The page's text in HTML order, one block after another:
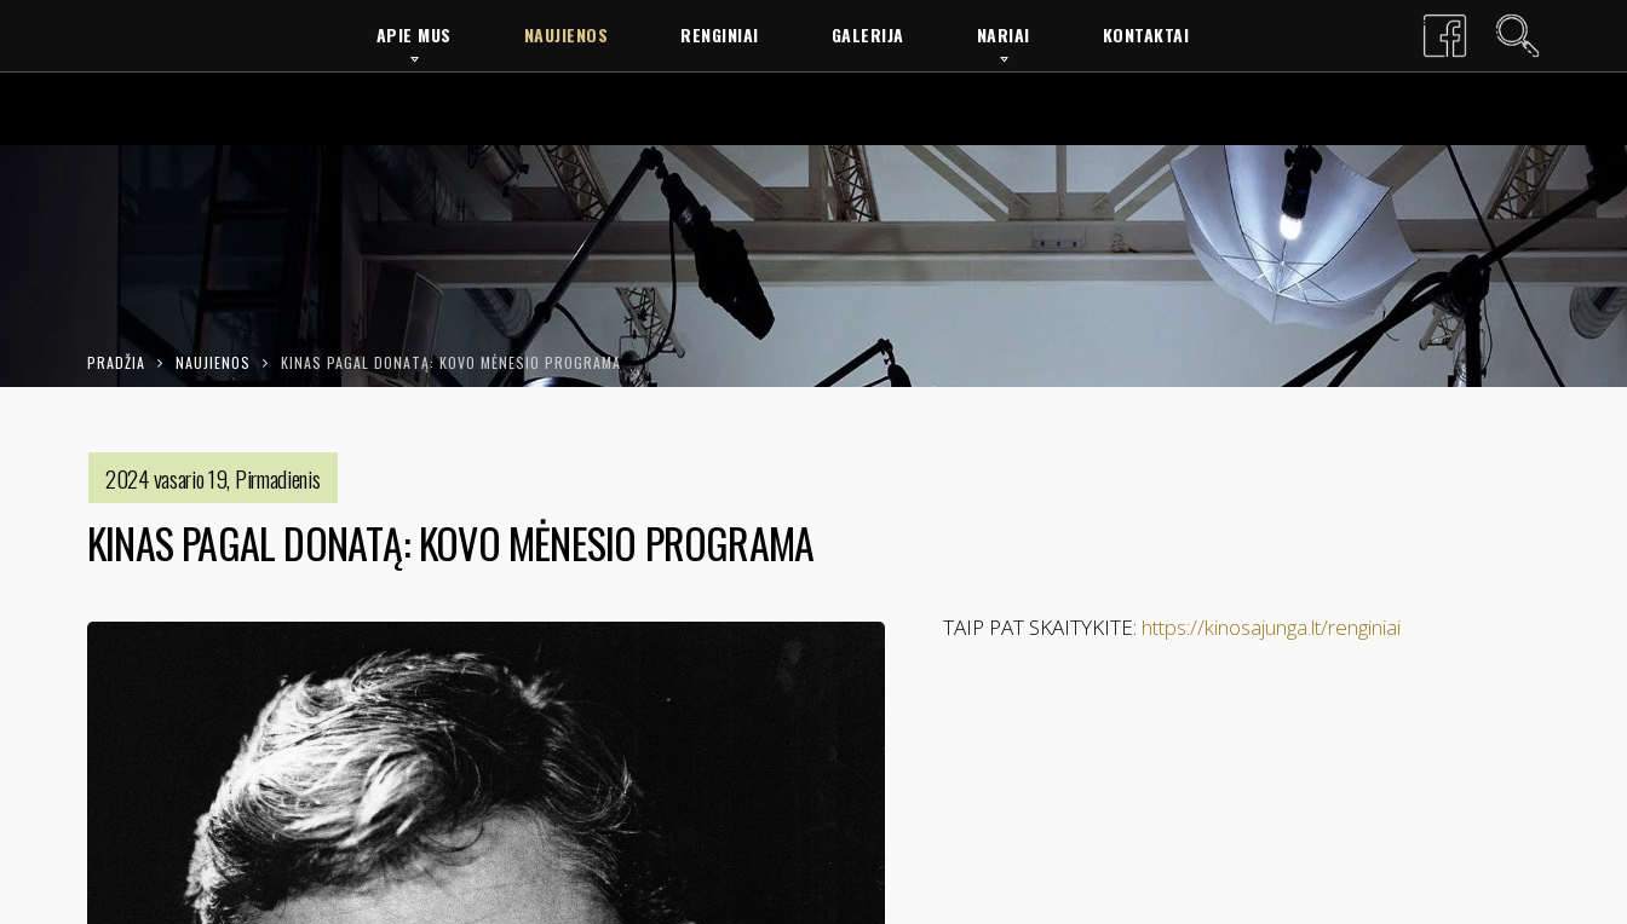
APIE MUS NAUJIENOS RENGINIAI GALERIJA NARIAI KONTAKTAI
PRADŽIA NAUJIENOS KINAS PAGAL DONATĄ: KOVO MĖNESIO PROGRAMA
2024 vasario 19, Pirmadienis
KINAS PAGAL DONATĄ: KOVO MĖNESIO PROGRAMA
TAIP PAT SKAITYKITE: https://kinosajunga.lt/renginiai